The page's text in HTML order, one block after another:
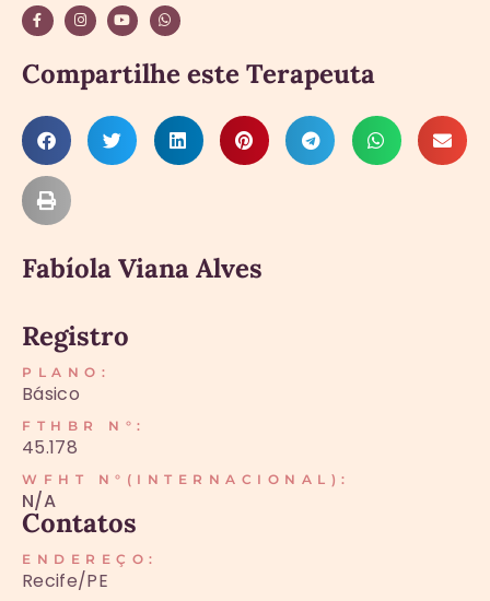
Compartilhe este Terapeuta
Fabíola Viana Alves
Registro
PLANO:
Básico
FTHBR N°:
45.178
WFHT N°(INTERNACIONAL):
N/A
Contatos
ENDEREÇO:
Recife/PE